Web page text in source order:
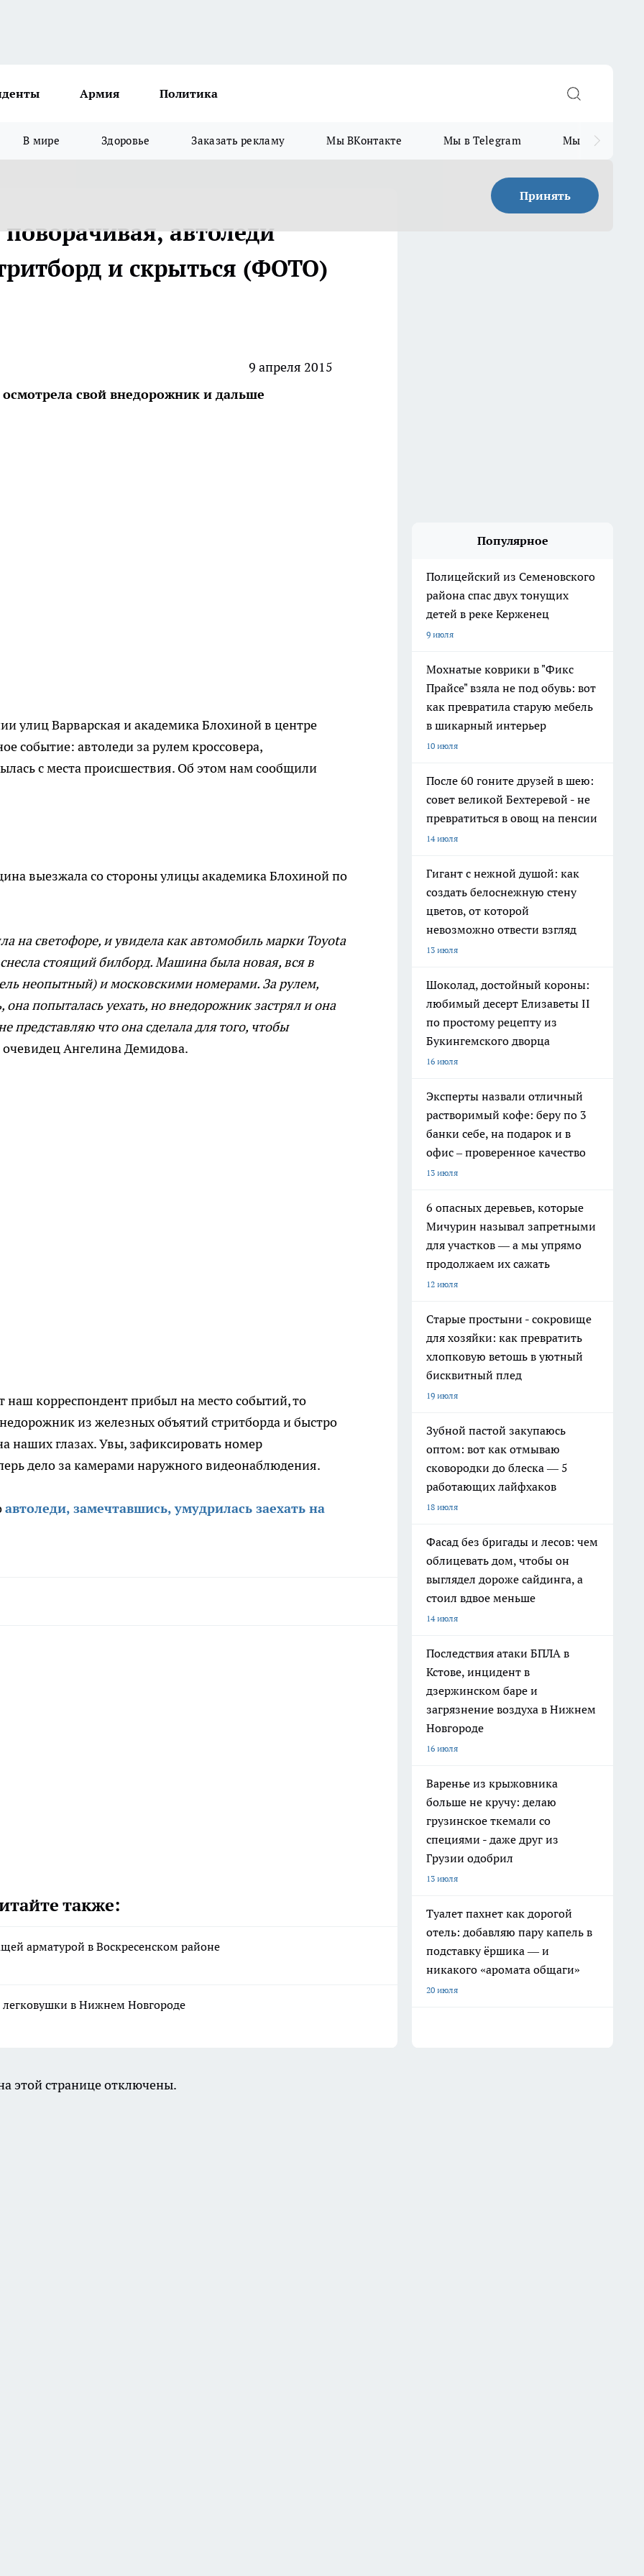
Армия Политика
В мире Здоровье Заказать рекламу Мы ВКонтакте Мы в Telegram Мы в MAX
Принять
автоледи
и скрыться (ФОТО)
9 апреля 2015
свой внедорожник и дальше
улиц Варварская и академика Блохиной в центре
событие: автоледи за рулем кроссовера,
с места происшествия. Об этом нам сообщили
выезжала со стороны улицы академика Блохиной по
на светофоре, и увидела как автомобиль марки Toyota
стоящий билборд. Машина была новая, вся в
неопытный) и московскими номерами. За рулем,
попыталась уехать, но внедорожник застрял и она
представляю что она сделала для того, чтобы
очевидец Ангелина Демидова.
наш корреспондент прибыл на место событий, то
из железных объятий стритборда и быстро
наших глазах. Увы, зафиксировать номер
дело за камерами наружного видеонаблюдения.
автоледи, замечтавшись, умудрилась заехать на
также:
арматурой в Воскресенском районе
легковушки в Нижнем Новгороде
Популярное
Полицейский из Семеновского
района спас двух тонущих
детей в реке Керженец
9 июля
Мохнатые коврики в "Фикс
Прайсе" взяла не под обувь: вот
как превратила старую мебель
в шикарный интерьер
10 июля
После 60 гоните друзей в шею:
совет великой Бехтеревой - не
превратиться в овощ на пенсии
14 июля
Гигант с нежной душой: как
создать белоснежную стену
цветов, от которой
невозможно отвести взгляд
13 июля
Шоколад, достойный короны:
любимый десерт Елизаветы II
по простому рецепту из
Букингемского дворца
16 июля
Эксперты назвали отличный
растворимый кофе: беру по 3
банки себе, на подарок и в
офис – проверенное качество
13 июля
6 опасных деревьев, которые
Мичурин называл запретными
для участков — а мы упрямо
продолжаем их сажать
12 июля
Старые простыни - сокровище
для хозяйки: как превратить
хлопковую ветошь в уютный
бисквитный плед
19 июля
Зубной пастой закупаюсь
оптом: вот как отмываю
сковородки до блеска — 5
работающих лайфхаков
18 июля
Фасад без бригады и лесов: чем
облицевать дом, чтобы он
выглядел дороже сайдинга, а
стоил вдвое меньше
14 июля
Последствия атаки БПЛА в
Кстове, инцидент в
дзержинском баре и
загрязнение воздуха в Нижнем
Новгороде
16 июля
Варенье из крыжовника
больше не кручу: делаю
грузинское ткемали со
специями - даже друг из
Грузии одобрил
13 июля
Туалет пахнет как дорогой
отель: добавляю пару капель в
подставку ёршика — и
никакого «аромата общаги»
20 июля
этой странице отключены.